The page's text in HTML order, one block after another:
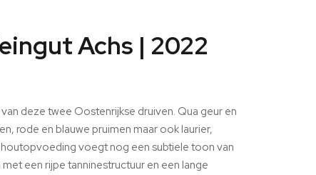
Achs | 2022
deze twee Oostenrijkse druiven. Qua geur en
rode en blauwe pruimen maar ook laurier,
voegt nog een subtiele toon van
een rijpe tanninestructuur en een lange